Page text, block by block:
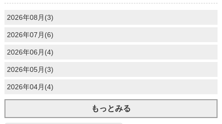
2026年08月(3)
2026年07月(6)
2026年06月(4)
2026年05月(3)
2026年04月(4)
もっとみる